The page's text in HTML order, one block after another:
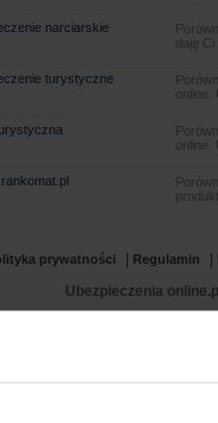
narciarskie
daję
turystyczne
prywatności Regulamin
Ubezpieczenia